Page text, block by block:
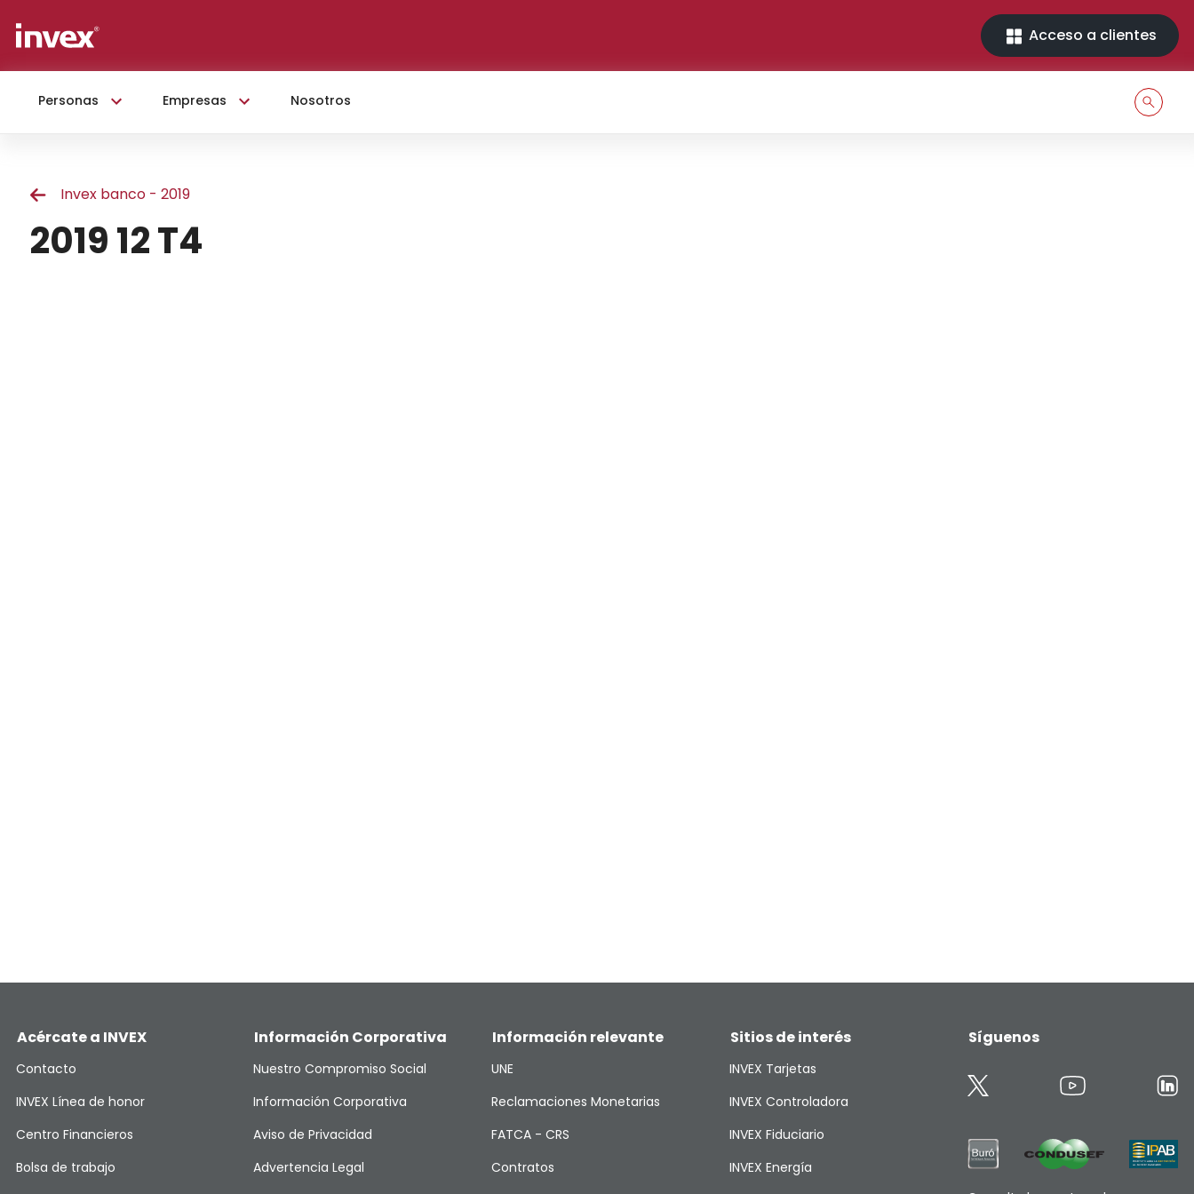
Acceso a clientes
Personas Empresas Nosotros
Invex banco - 2019
2019 12 T4
Acércate a INVEX
Contacto
INVEX Línea de honor
Centro Financieros
Bolsa de trabajo
Información Corporativa
Nuestro Compromiso Social
Información Corporativa
Aviso de Privacidad
Advertencia Legal
Información relevante
UNE
Reclamaciones Monetarias
FATCA - CRS
Contratos
Sitios de interés
INVEX Tarjetas
INVEX Controladora
INVEX Fiduciario
INVEX Energía
Síguenos